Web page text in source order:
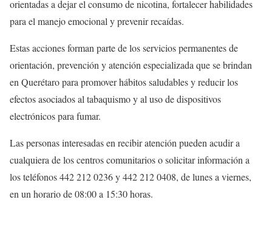
orientadas a dejar el consumo de nicotina, fortalecer habilidades
para el manejo emocional y prevenir recaídas.
Estas acciones forman parte de los servicios permanentes de
orientación, prevención y atención especializada que se brindan
en Querétaro para promover hábitos saludables y reducir los
efectos asociados al tabaquismo y al uso de dispositivos
electrónicos para fumar.
Las personas interesadas en recibir atención pueden acudir a
cualquiera de los centros comunitarios o solicitar información a
los teléfonos 442 212 0236 y 442 212 0408, de lunes a viernes,
en un horario de 08:00 a 15:30 horas.